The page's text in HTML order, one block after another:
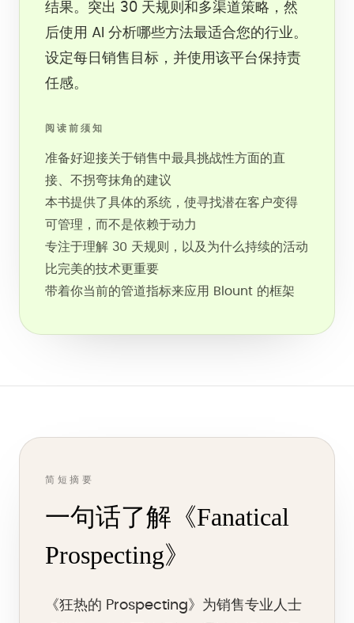
结果。突出 30 天规则和多渠道策略，然
后使用 AI 分析哪些方法最适合您的行业。
设定每日销售目标，并使用该平台保持责
任感。
阅读前须知
准备好迎接关于销售中最具挑战性方面的直
接、不拐弯抹角的建议
本书提供了具体的系统，使寻找潜在客户变得
可管理，而不是依赖于动力
专注于理解 30 天规则，以及为什么持续的活动
比完美的技术更重要
带着你当前的管道指标来应用 Blount 的框架
简短摘要
一句话了解《Fanatical
Prospecting》
《狂热的 Prospecting》为销售专业人士